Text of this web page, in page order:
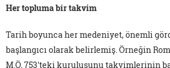
Her topluma bir takvim
Tarih boyunca her medeniyet, önemli
başlangıcı olarak belirlemiş. Örneğin
M.Ö. 753'teki kuruluşunu takvimlerinin